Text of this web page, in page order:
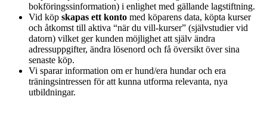
bokföringssinformation) i enlighet med gällande lagstiftning.
Vid köp skapas ett konto med köparens data, köpta kurser
och åtkomst till aktiva “när du vill-kurser” (självstudier vid
datorn) vilket ger kunden möjlighet att själv ändra
adressuppgifter, ändra lösenord och få översikt över sina
senaste köp.
Vi sparar information om er hund/era hundar och era
träningsintressen för att kunna utforma relevanta, nya
utbildningar.